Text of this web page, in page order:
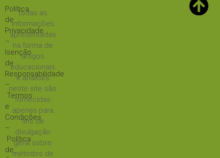
Política
de
Privacidade
–
Isenção
de
Responsabilidade
–
Termos
e
Condições
–
Política
de
todas as
informações
apresentadas
na forma de
artigos
educacionais
e análises
neste site são
fornecidas
apenas para
fins de
divulgação
geral sobre
métodos de